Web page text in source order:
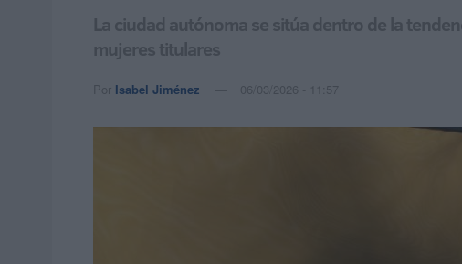
La ciudad autónoma se sitúa dentro de la
mujeres titulares
Por Isabel Jiménez 06/03/2026 - 11:57